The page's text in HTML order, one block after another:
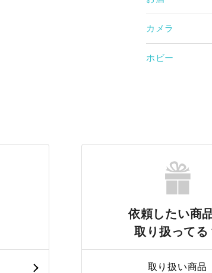
カメラ
ホビー
依頼したい商
取り扱ってる
取り扱い商品